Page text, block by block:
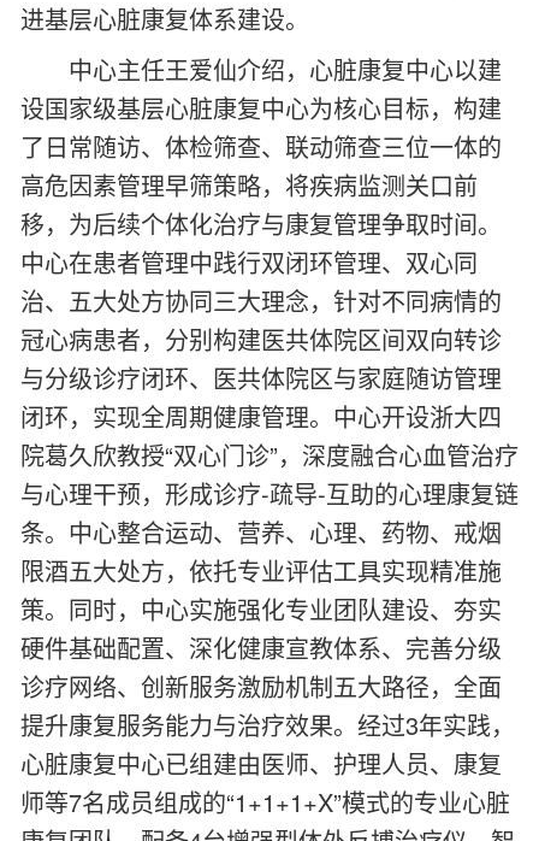
进基层心脏康复体系建设。
中心主任王爱仙介绍，心脏康复中心以建
设国家级基层心脏康复中心为核心目标，构建
了日常随访、体检筛查、联动筛查三位一体的
高危因素管理早筛策略，将疾病监测关口前
移，为后续个体化治疗与康复管理争取时间。
中心在患者管理中践行双闭环管理、双心同
治、五大处方协同三大理念，针对不同病情的
冠心病患者，分别构建医共体院区间双向转诊
与分级诊疗闭环、医共体院区与家庭随访管理
闭环，实现全周期健康管理。中心开设浙大四
院葛久欣教授“双心门诊”，深度融合心血管治疗
与心理干预，形成诊疗-疏导-互助的心理康复链
条。中心整合运动、营养、心理、药物、戒烟
限酒五大处方，依托专业评估工具实现精准施
策。同时，中心实施强化专业团队建设、夯实
硬件基础配置、深化健康宣教体系、完善分级
诊疗网络、创新服务激励机制五大路径，全面
提升康复服务能力与治疗效果。经过3年实践，
心脏康复中心已组建由医师、护理人员、康复
师等7名成员组成的“1+1+1+X”模式的专业心脏